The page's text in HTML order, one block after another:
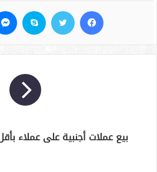
بيع عملات أجنبية على عملاء